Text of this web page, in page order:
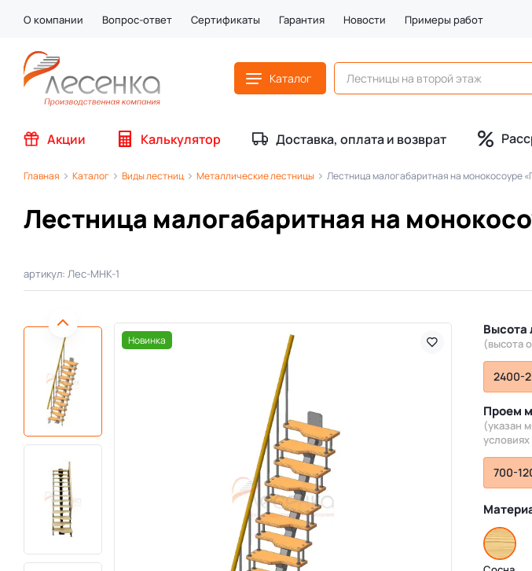
О компании Вопрос-ответ Сертификаты Гарантия Новости Примеры работ
Каталог
Акции Калькулятор Доставка, оплата и возврат
Главная Каталог Виды лестниц Металлические лестницы Лестница малогабаритная на монокосоуре
Лестница малогабаритная на
артикул: Лес-МНК-1
Новинка
Высота
(высота
2400-
Проем
(указан
700-